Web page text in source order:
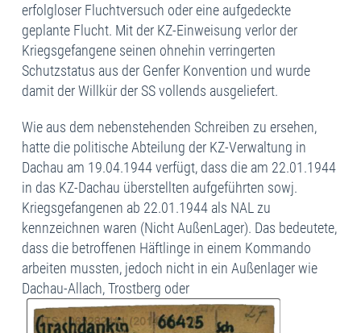
erfolgloser Fluchtversuch oder eine aufgedeckte
geplante Flucht. Mit der KZ-Einweisung verlor der
Kriegsgefangene seinen ohnehin verringerten
Schutzstatus aus der Genfer Konvention und wurde
damit der Willkür der SS vollends ausgeliefert.
Wie aus dem nebenstehenden Schreiben zu ersehen,
hatte die politische Abteilung der KZ-Verwaltung in
Dachau am 19.04.1944 verfügt, dass die am 22.01.1944
in das KZ-Dachau überstellten aufgeführten sowj.
Kriegsgefangenen ab 22.01.1944 als NAL zu
kennzeichnen waren (Nicht AußenLager). Das bedeutete,
dass die betroffenen Häftlinge in einem Kommando
arbeiten mussten, jedoch nicht in ein Außenlager wie
Dachau-Allach, Trostberg oder